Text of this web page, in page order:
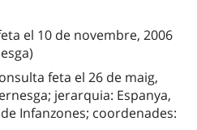
el 10 de novembre, 2006
feta el 26 de maig,
jerarquia: Espanya,
Infanzones; coordenades: